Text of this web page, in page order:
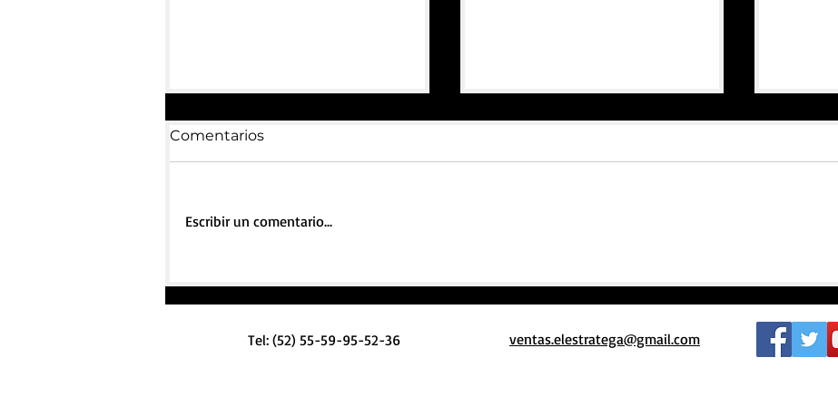
ética
Utopía
Comentarios
Escribir un comentario...
Tel: (52) 55-59-95-52-36 ventas.elestratega@gmail.com